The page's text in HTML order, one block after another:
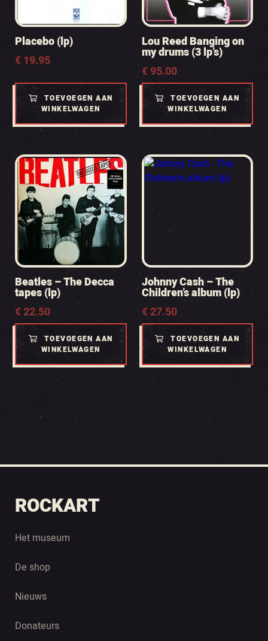
Placebo (lp)
€19.95
TOEVOEGEN AAN
WINKELWAGEN
Lou Reed Banging on
my drums (3 lp’s)
€95.00
TOEVOEGEN AAN
WINKELWAGEN
Beatles – The Decca
tapes (lp)
€22.50
TOEVOEGEN AAN
WINKELWAGEN
Johnny Cash – The
Children’s album (lp)
€27.50
TOEVOEGEN AAN
WINKELWAGEN
ROCKART
Het museum
De shop
Nieuws
Donateurs